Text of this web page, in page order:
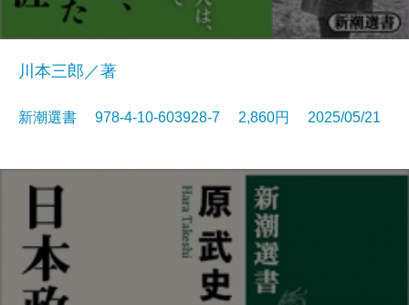
川本三郎／著
新潮選書 978-4-10-603928-7 2,860円 2025/05/21